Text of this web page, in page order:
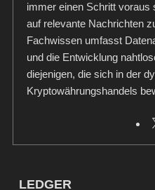
immer einen Schritt voraus
auf relevante Nachrichten
Fachwissen umfasst
und die Entwicklung
diejenigen, die sich in der
Kryptowährungshandels
LEDGER